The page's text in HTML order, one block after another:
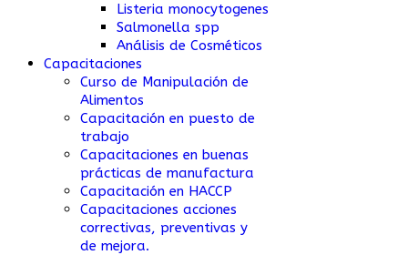
Listeria monocytogenes
Salmonella spp
Análisis de Cosméticos
Capacitaciones
Curso de Manipulación de
Alimentos
Capacitación en puesto de
trabajo
Capacitaciones en buenas
prácticas de manufactura
Capacitación en HACCP
Capacitaciones acciones
correctivas, preventivas y
de mejora.